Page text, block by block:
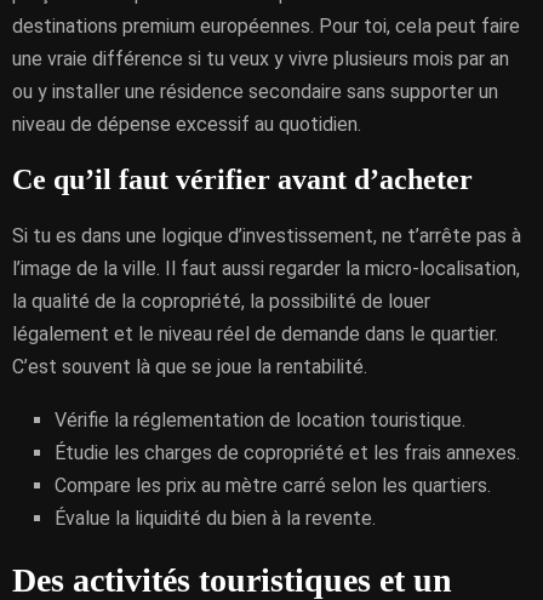
destinations premium européennes. Pour toi, cela peut faire
une vraie différence si tu veux y vivre plusieurs mois par an
ou y installer une résidence secondaire sans supporter un
niveau de dépense excessif au quotidien.
Ce qu’il faut vérifier avant d’acheter
Si tu es dans une logique d’investissement, ne t’arrête pas à
l’image de la ville. Il faut aussi regarder la micro-localisation,
la qualité de la copropriété, la possibilité de louer
légalement et le niveau réel de demande dans le quartier.
C’est souvent là que se joue la rentabilité.
Vérifie la réglementation de location touristique.
Étudie les charges de copropriété et les frais annexes.
Compare les prix au mètre carré selon les quartiers.
Évalue la liquidité du bien à la revente.
Des activités touristiques et un